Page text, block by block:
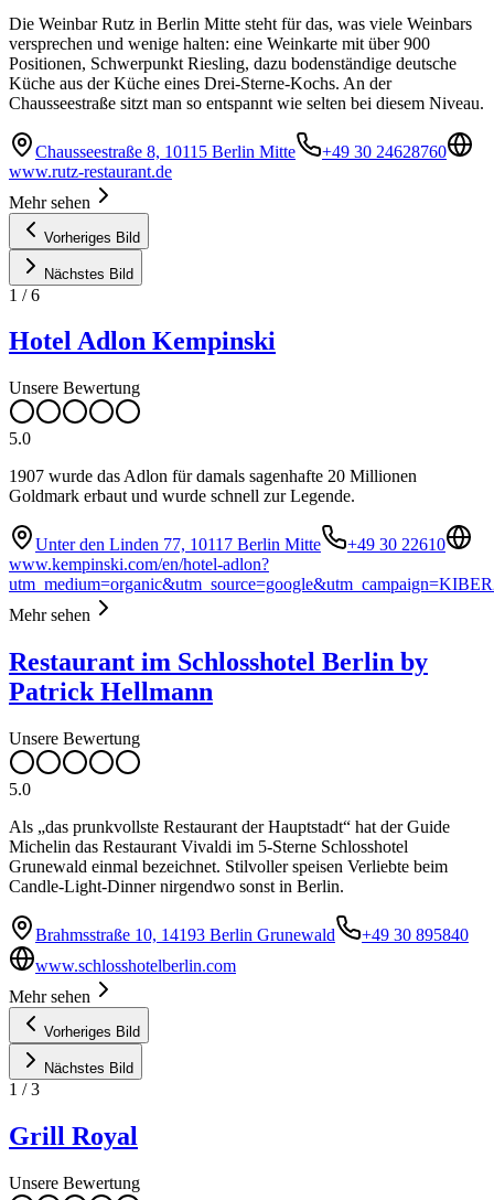
Die Weinbar Rutz in Berlin Mitte steht für das, was viele Weinbars
versprechen und wenige halten: eine Weinkarte mit über 900
Positionen, Schwerpunkt Riesling, dazu bodenständige deutsche
Küche aus der Küche eines Drei-Sterne-Kochs. An der
Chausseestraße sitzt man so entspannt wie selten bei diesem Niveau.
Chausseestraße 8, 10115 Berlin Mitte
+49 30 24628760
www.rutz-restaurant.de
Mehr sehen
Vorheriges Bild
Nächstes Bild
1 /6
Hotel Adlon Kempinski
Unsere Bewertung
5.0
1907 wurde das Adlon für damals sagenhafte 20 Millionen
Goldmark erbaut und wurde schnell zur Legende.
Unter den Linden 77, 10117 Berlin Mitte
+49 30 22610
www.kempinski.com/en/hotel-adlon?
Mehr sehen
Restaurant im Schlosshotel Berlin by
Patrick Hellmann
Unsere Bewertung
5.0
Als „das prunkvollste Restaurant der Hauptstadt“ hat der Guide
Michelin das Restaurant Vivaldi im 5-Sterne Schlosshotel
Grunewald einmal bezeichnet. Stilvoller speisen Verliebte beim
Candle-Light-Dinner nirgendwo sonst in Berlin.
Brahmsstraße 10, 14193 Berlin Grunewald
+49 30 895840
www.schlosshotelberlin.com
Mehr sehen
Vorheriges Bild
Nächstes Bild
1 /3
Grill Royal
Unsere Bewertung